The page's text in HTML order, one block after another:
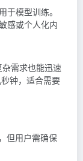
于模型训练。
感或个人化内
需求也能迅速
钟，适合需要
但用户需确保